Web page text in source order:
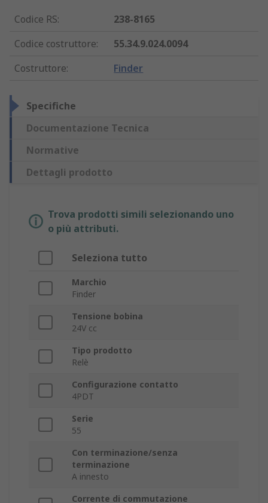
Codice RS:
238-8165
Codice costruttore:
55.34.9.024.0094
Costruttore: Finder
Specifiche
Documentazione Tecnica
Normative
Dettagli prodotto
Trova prodotti simili selezionando uno
o più attributi.
Seleziona tutto
Marchio
Finder
Tensione bobina
24V cc
Tipo prodotto
Relè
Configurazione contatto
4PDT
Serie
55
Con terminazione/senza
terminazione
A innesto
Corrente di commutazione